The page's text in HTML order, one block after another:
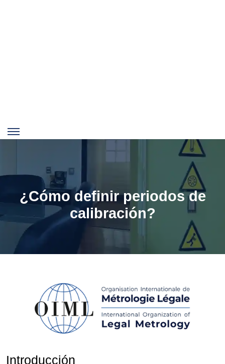
¿Cómo definir periodos de
calibración?
Introducción